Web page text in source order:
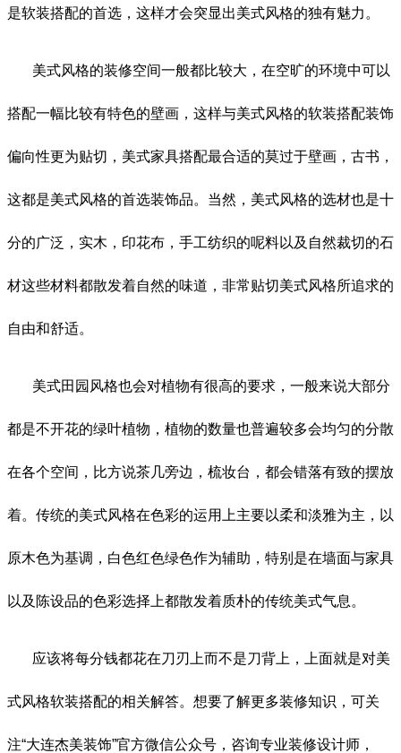
是软装搭配的首选，这样才会突显出美式风格的独有魅力。
美式风格的装修空间一般都比较大，在空旷的环境中可以
搭配一幅比较有特色的壁画，这样与美式风格的软装搭配装饰
偏向性更为贴切，美式家具搭配最合适的莫过于壁画，古书，
这都是美式风格的首选装饰品。当然，美式风格的选材也是十
分的广泛，实木，印花布，手工纺织的呢料以及自然裁切的石
材这些材料都散发着自然的味道，非常贴切美式风格所追求的
自由和舒适。
美式田园风格也会对植物有很高的要求，一般来说大部分
都是不开花的绿叶植物，植物的数量也普遍较多会均匀的分散
在各个空间，比方说茶几旁边，梳妆台，都会错落有致的摆放
着。传统的美式风格在色彩的运用上主要以柔和淡雅为主，以
原木色为基调，白色红色绿色作为辅助，特别是在墙面与家具
以及陈设品的色彩选择上都散发着质朴的传统美式气息。
应该将每分钱都花在刀刃上而不是刀背上，上面就是对美
式风格软装搭配的相关解答。想要了解更多装修知识，可关
注“大连杰美装饰”官方微信公众号，咨询专业装修设计师，